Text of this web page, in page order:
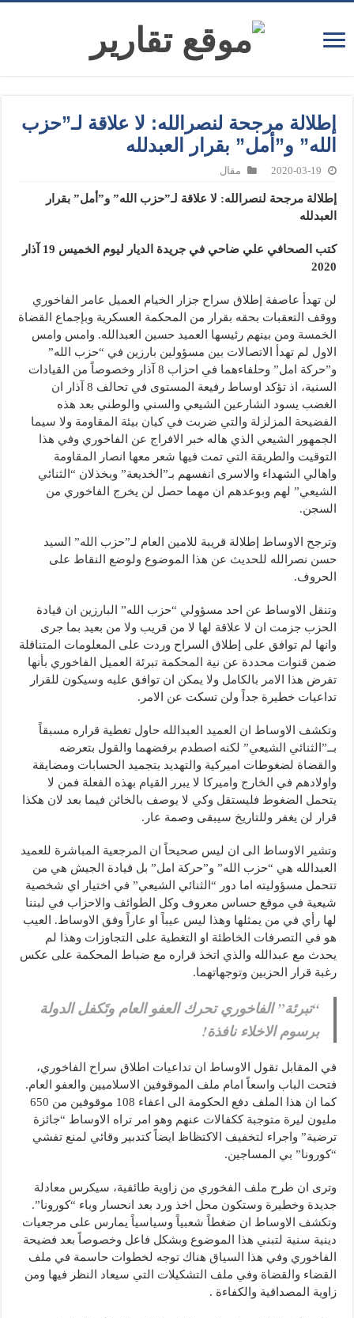
إطلالة مرجحة لنصرالله: لا علاقة لـ”حزب
الله” و”أمل” بقرار العبدلله
2020-03-19 مقال
إطلالة مرجحة لنصرالله: لا علاقة لـ”حزب الله” و”أمل” بقرار
العبدلله
كتب الصحافي علي ضاحي في جريدة الديار ليوم الخميس 19 آذار
2020
لن تهدأ عاصفة إطلاق سراح جزار الخيام العميل عامر الفاخوري
ووقف التعقبات بحقه بقرار من المحكمة العسكرية وبإجماع القضاة
الخمسة ومن بينهم رئيسها العميد حسين العبدالله. وامس وامس
الاول لم تهدأ الاتصالات بين مسؤولين بارزين في “حزب الله”
و”حركة امل” وحلفاءهما في احزاب 8 آذار وخصوصاً من القيادات
السنية، اذ تؤكد اوساط رفيعة المستوى في تحالف 8 آذار ان
الغضب يسود الشارعين الشيعي والسني والوطني بعد هذه
الفضيحة المزلزلة والتي ضربت في كيان بيئة المقاومة ولا سيما
الجمهور الشيعي الذي هاله خبر الافراج عن الفاخوري وفي هذا
التوقيت والطريقة التي تمت فيها شعر معها انصار المقاومة
واهالي الشهداء والاسرى انفسهم بـ”الخديعة” وبخذلان “الثنائي
الشيعي” لهم وبوعدهم ان مهما حصل لن يخرج الفاخوري من
السجن.
وترجح الاوساط إطلالة قريبة للامين العام لـ”حزب الله” السيد
حسن نصرالله للحديث عن هذا الموضوع ولوضع النقاط على
الحروف.
وتنقل الاوساط عن احد مسؤولي “حزب الله” البارزين ان قيادة
الحزب جزمت ان لا علاقة لها لا من قريب ولا من بعيد بما جرى
وانها لم توافق على إطلاق السراح وردت على المعلومات المتناقلة
ضمن قنوات محددة عن نية المحكمة تبرئة العميل الفاخوري بأنها
تفرض هذا الامر بالكامل ولا يمكن ان توافق عليه وسيكون للقرار
تداعيات خطيرة جداً ولن تسكت عن الامر.
وتكشف الاوساط ان العميد العبدالله حاول تغطية قراره مسبقاً
بــ”الثنائي الشيعي” لكنه اصطدم برفضهما والقول بتعرضه
والقضاة لضغوطات اميركية والتهديد بتجميد الحسابات ومضايقة
واولادهم في الخارج واميركا لا يبرر القيام بهذه الفعلة فمن لا
يتحمل الضغوط فليستقل وكي لا يوصف بالخائن فيما بعد لان هكذا
قرار لن يغفر وللتاريخ سيبقى وصمة عار.
وتشير الاوساط الى ان ليس صحيحاً ان المرجعية المباشرة للعميد
العبدالله هي “حزب الله” و”حركة امل” بل قيادة الجيش هي من
تتحمل مسؤوليته اما دور “الثنائي الشيعي” في اختيار اي شخصية
شيعية في موقع حساس معروف وكل الطوائف والاحزاب في لبننا
لها رأي في من يمثلها وهذا ليس عيباً او عاراً وفق الاوساط. العيب
هو في التصرفات الخاطئة او التغطية على التجاوزات وهذا لم
يحدث مع عبدالله والذي اتخذ قراره مع ضباط المحكمة على عكس
رغبة قرار الحزبين وتوجهاتهما.
“تبرئة” الفاخوري تحرك العفو العام وتَكفل الدولة
برسوم الاخلاء نافذة!
في المقابل تقول الاوساط ان تداعيات اطلاق سراح الفاخوري،
فتحت الباب واسعاً امام ملف الموقوفين الاسلاميين والعفو العام.
كما ان هذا الملف دفع الحكومة الى اعفاء 108 موقوفين من 650
مليون ليرة متوجبة ككفالات عنهم وهو امر تراه الاوساط “جائزة
ترضية” واجراء لتخفيف الاكتظاظ ايضاً كتدبير وقائي لمنع تفشي
“كورونا” بي المساجين.
وترى ان طرح ملف الفخوري من زاوية طائفية، سيكرس معادلة
جديدة وخطيرة وستكون محل اخذ ورد بعد انحسار وباء “كورونا”.
وتكشف الاوساط ان ضغطاً شعبياً وسياسياً يمارس على مرجعيات
دينية سنية لتبني هذا الموضوع وبشكل فاعل وخصوصاً بعد فضيحة
الفاخوري وفي هذا السياق هناك توجه لخطوات حاسمة في ملف
القضاء والقضاة وفي ملف التشكيلات التي سيعاد النظر فيها ومن
زاوية المصداقية والكفاءة .